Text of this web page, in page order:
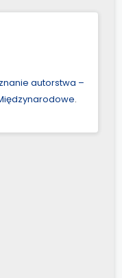
autorstwa –
.